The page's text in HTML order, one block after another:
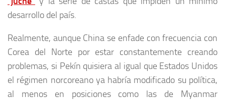
desarrollo del país.
Realmente, aunque China se enfade con frecuencia con
Corea del Norte por estar constantemente creando
problemas, si Pekín quisiera al igual que Estados Unidos
el régimen norcoreano ya habría modificado su política,
al menos en posiciones como las de Myanmar